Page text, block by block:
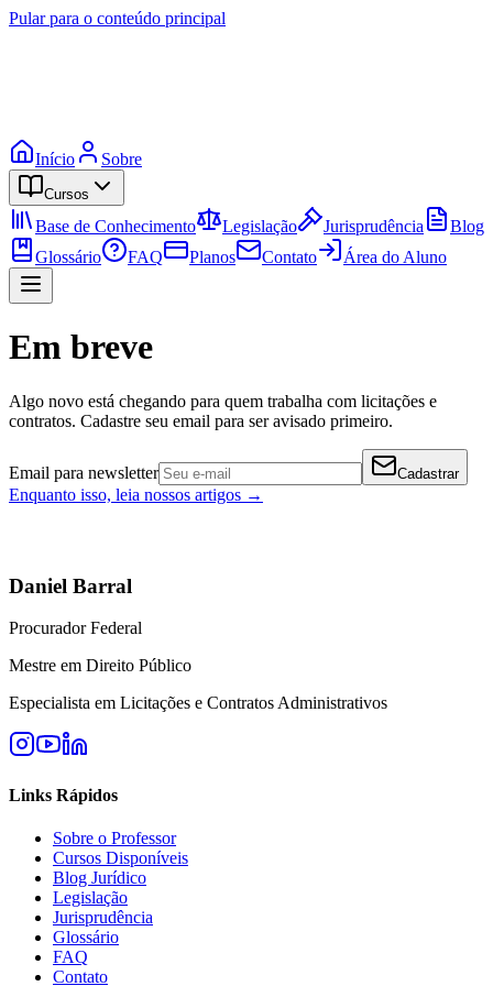
Pular para o conteúdo principal
Início Sobre
Cursos
Base de Conhecimento Legislação Jurisprudência
Blog
Glossário
FAQ Planos Contato Área do Aluno
Em breve
Algo novo está chegando para quem trabalha com licitações e
contratos. Cadastre seu email para ser avisado primeiro.
Email para newsletter Cadastrar
Enquanto isso, leia nossos artigos →
Daniel Barral
Procurador Federal
Mestre em Direito Público
Especialista em Licitações e Contratos Administrativos
Links Rápidos
Sobre o Professor
Cursos Disponíveis
Blog Jurídico
Legislação
Jurisprudência
Glossário
FAQ
Contato